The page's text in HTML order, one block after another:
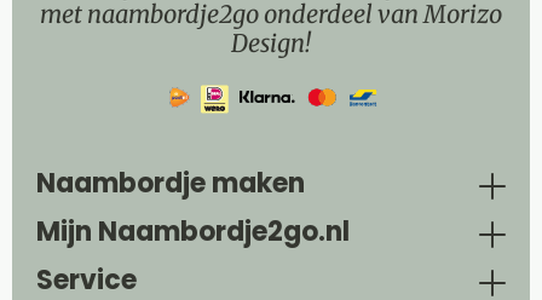
met naambordje2go onderdeel van Morizo
Design!
Naambordje maken
Mijn Naambordje2go.nl
Service